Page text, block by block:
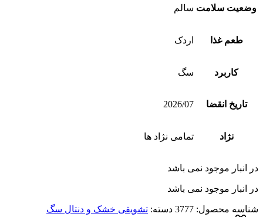
وضعیت سلامت سالم
طعم غذا اردک
کاربرد سگ
تاریخ انقضا 2026/07
نژاد تمامی نژاد ها
در انبار موجود نمی باشد
در انبار موجود نمی باشد
شناسه محصول: 3777 دسته: تشویقی خشک و دنتال سگ